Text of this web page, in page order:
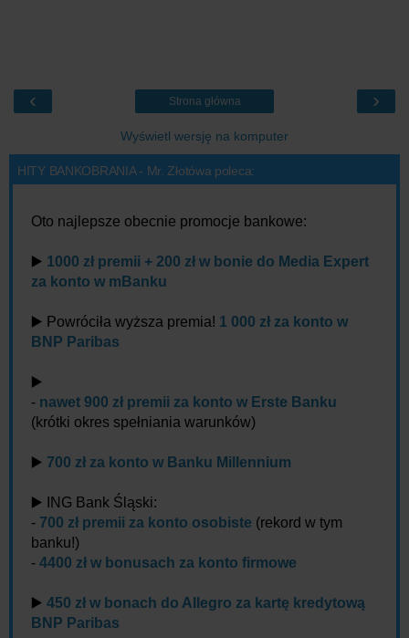
‹ ›
Strona główna
Wyświetl wersję na komputer
HITY BANKOBRANIA - Mr. Złotówa poleca:
Oto najlepsze obecnie promocje bankowe:
▶️ 1000 zł premii + 200 zł w bonie do Media Expert
za konto w mBanku
▶️ Powróciła wyższa premia! 1 000 zł za konto w
BNP Paribas
▶️
- nawet 900 zł premii za konto w Erste Banku
(krótki okres spełniania warunków)
▶️ 700 zł za konto w Banku Millennium
▶️ ING Bank Śląski:
- 700 zł premii za konto osobiste (rekord w tym
banku!)
- 4400 zł w bonusach za konto firmowe
▶️ 450 zł w bonach do Allegro za kartę kredytową
BNP Paribas